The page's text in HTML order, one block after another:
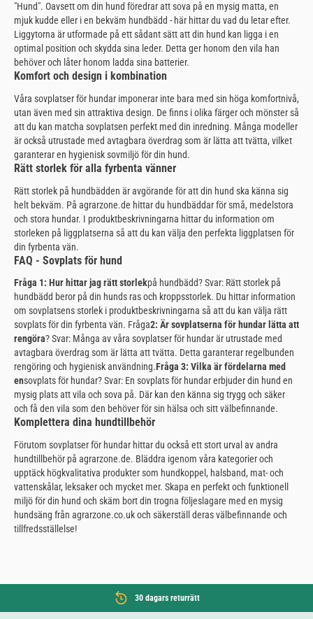
"Hund". Oavsett om din hund föredrar att sova på en mysig matta, en
mjuk kudde eller i en bekväm hundbädd - här hittar du vad du letar efter.
Liggytorna är utformade på ett sådant sätt att din hund kan ligga i en
optimal position och skydda sina leder. Detta ger honom den vila han
behöver och låter honom ladda sina batterier.
Komfort och design i kombination
Våra sovplatser för hundar imponerar inte bara med sin höga komfortnivå,
utan även med sin attraktiva design. De finns i olika färger och mönster så
att du kan matcha sovplatsen perfekt med din inredning. Många modeller
är också utrustade med avtagbara överdrag som är lätta att tvätta, vilket
garanterar en hygienisk sovmiljö för din hund.
Rätt storlek för alla fyrbenta vänner
Rätt storlek på hundbädden är avgörande för att din hund ska känna sig
helt bekväm. På agrarzone.de hittar du hundbäddar för små, medelstora
och stora hundar. I produktbeskrivningarna hittar du information om
storleken på liggplatserna så att du kan välja den perfekta liggplatsen för
din fyrbenta vän.
FAQ - Sovplats för hund
Fråga 1: Hur hittar jag rätt storlekpå hundbädd? Svar: Rätt storlek på
hundbädd beror på din hunds ras och kroppsstorlek. Du hittar information
om sovplatsens storlek i produktbeskrivningarna så att du kan välja rätt
sovplats för din fyrbenta vän. Fråga2: Är sovplatserna för hundar lätta att
rengöra? Svar: Många av våra sovplatser för hundar är utrustade med
avtagbara överdrag som är lätta att tvätta. Detta garanterar regelbunden
rengöring och hygienisk användning.Fråga 3: Vilka är fördelarna med
ensovplats för hundar? Svar: En sovplats för hundar erbjuder din hund en
mysig plats att vila och sova på. Där kan den känna sig trygg och säker
och få den vila som den behöver för sin hälsa och sitt välbefinnande.
Komplettera dina hundtillbehör
Förutom sovplatser för hundar hittar du också ett stort urval av andra
hundtillbehör på agrarzone.de. Bläddra igenom våra kategorier och
upptäck högkvalitativa produkter som hundkoppel, halsband, mat- och
vattenskålar, leksaker och mycket mer. Skapa en perfekt och funktionell
miljö för din hund och skäm bort din trogna följeslagare med en mysig
hundsäng från agrarzone.co.uk och säkerställ deras välbefinnande och
tillfredsställelse!
30 dagars returrätt